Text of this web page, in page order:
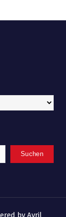
by Avril